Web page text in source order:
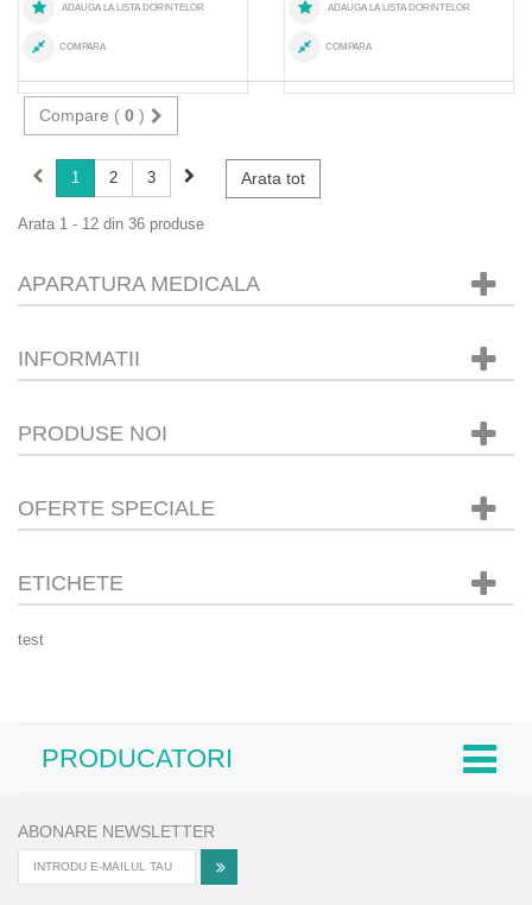
ADAUGA LA LISTA DORINTELOR
COMPARA
ADAUGA LA LISTA DORINTELOR
COMPARA
Compare ( 0 )
Arata tot
1 2 3
Arata 1 - 12 din 36 produse
APARATURA MEDICALA
INFORMATII
PRODUSE NOI
OFERTE SPECIALE
ETICHETE
test
PRODUCATORI
ABONARE NEWSLETTER